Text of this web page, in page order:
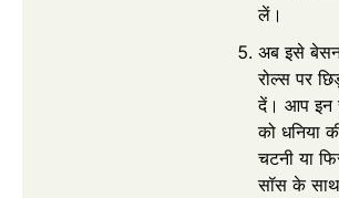
लें।
अब इसे
रोल्स पर
दें। आप इन
को धनिया
चटनी या
सॉस के साथ